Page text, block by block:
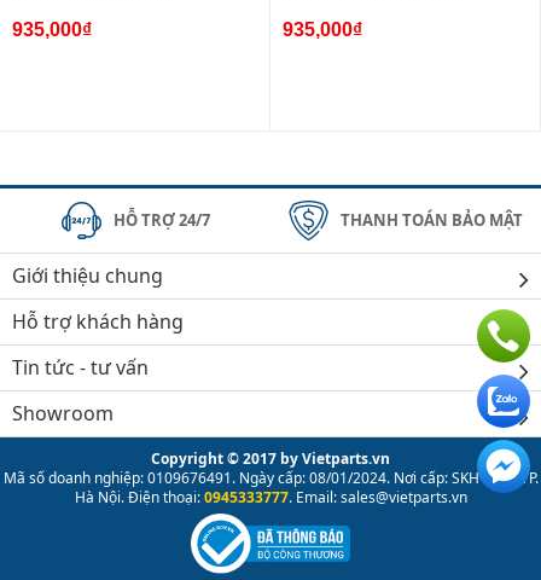
935,000₫ 935,000₫
HỖ TRỢ 24/7 THANH TOÁN BẢO MẬT
Giới thiệu chung
Hỗ trợ khách hàng
Tin tức - tư vấn
Showroom
Copyright © 2017 by Vietparts.vn
Mã số doanh nghiệp: 0109676491. Ngày cấp: 08/01/2024. Nơi cấp: SKH & ĐT TP.
Hà Nội. Điện thoại:0945333777. Email: sales@vietparts.vn